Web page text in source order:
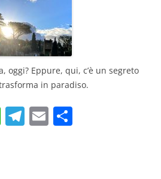
oggi? Eppure, qui, c’è un segreto
in paradiso.
W T E